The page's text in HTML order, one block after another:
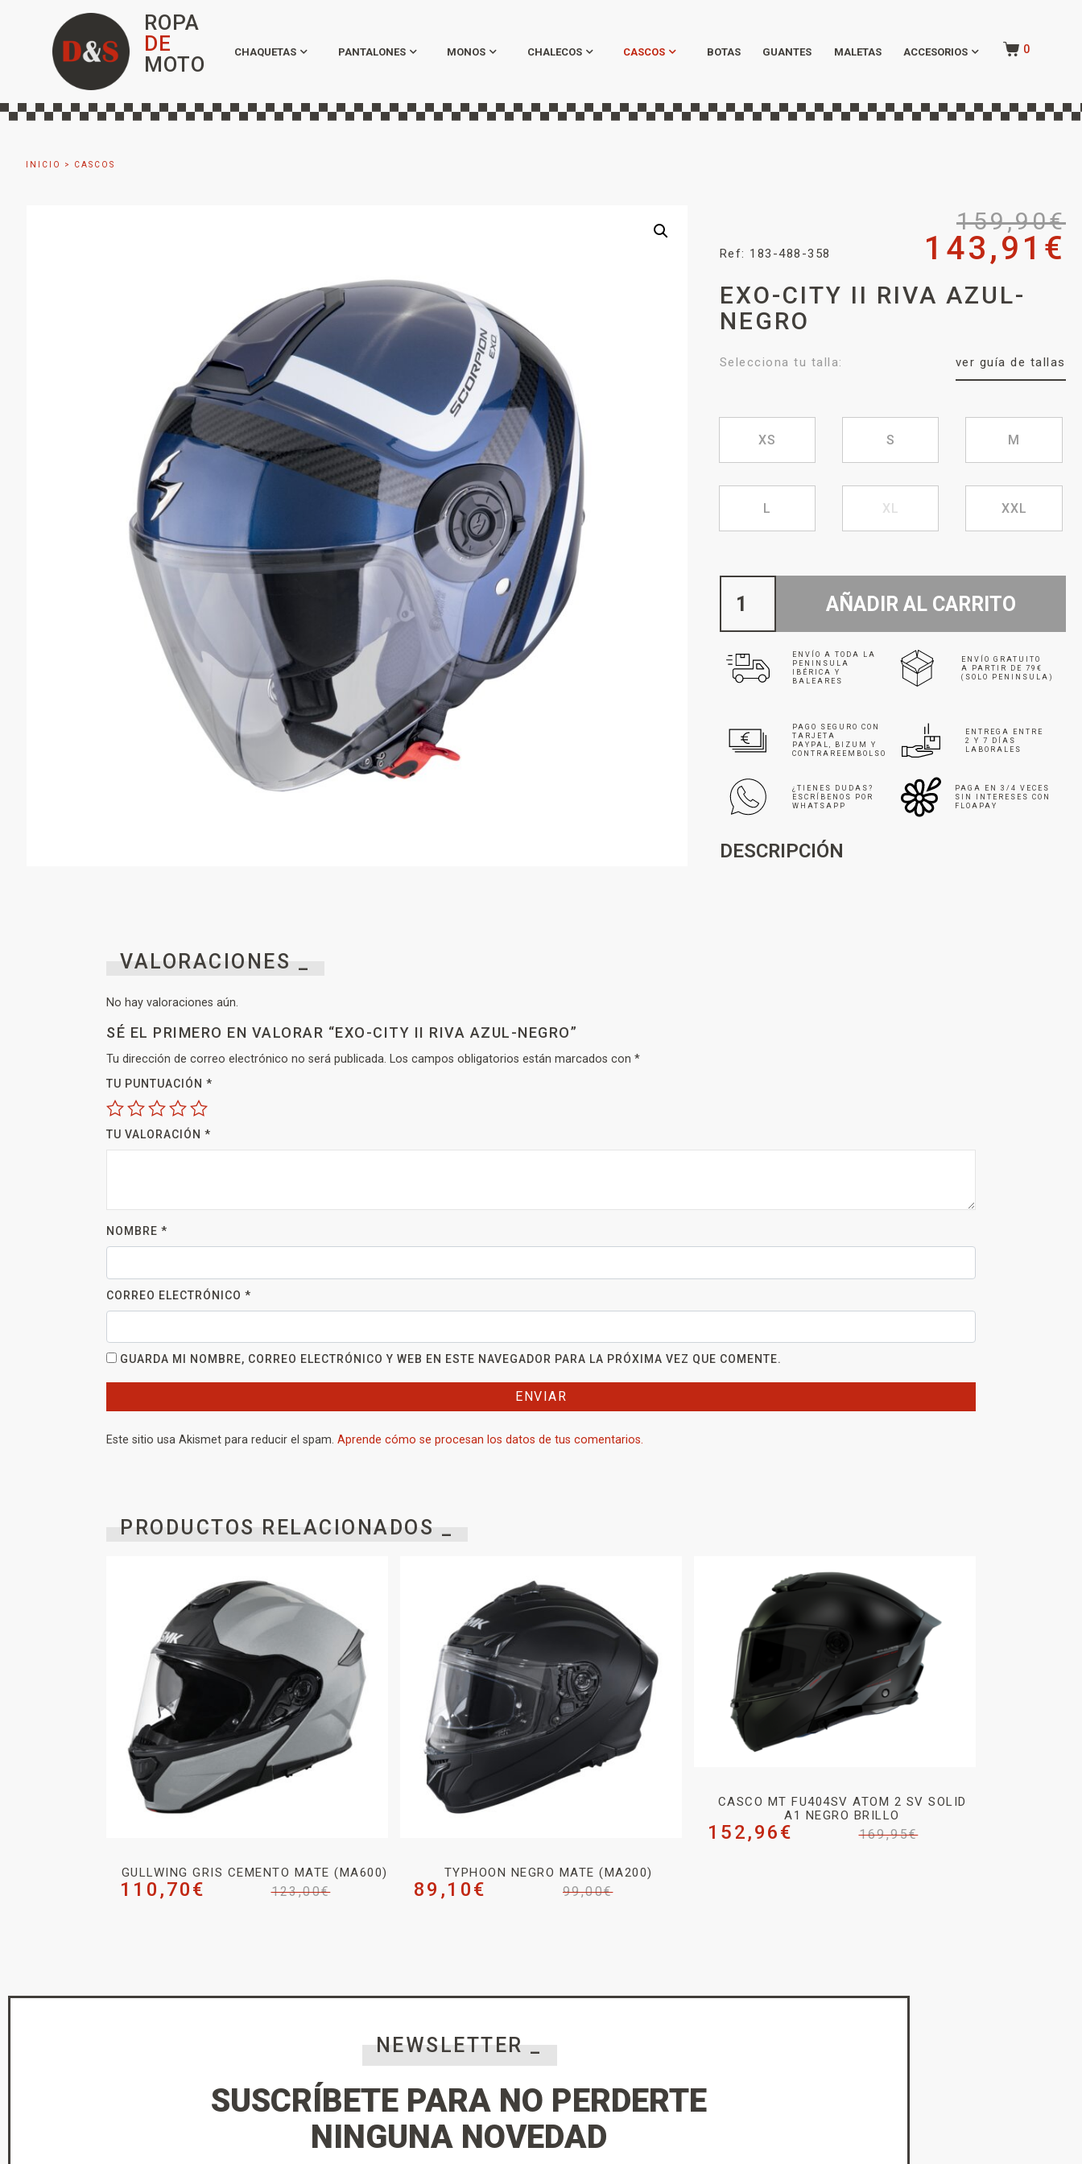
ROPA
DE
MOTO
CHAQUETAS PANTALONES MONOS CHALECOS CASCOS BOTAS GUANTES MALETAS ACCESORIOS 0
INICIO > CASCOS
Ref: 183-488-358
159,90€
143,91 €
EXO-CITY II RIVA AZUL-
NEGRO
Selecciona tu talla: ver guía de tallas
XS S M
L XL XXL
AÑADIR AL CARRITO
ENVÍO A TODA LA
PENINSULA
IBÉRICA Y
BALEARES
ENVÍO GRATUITO
A PARTIR DE 79€
(SOLO PENINSULA)
PAGO SEGURO CON
TARJETA
PAYPAL, BIZUM Y
CONTRAREEMBOLSO
ENTREGA ENTRE
2 Y 7 DÍAS
LABORALES
¿TIENES DUDAS?
ESCRÍBENOS POR
WHATSAPP
PAGA EN 3/4 VECES
SIN INTERESES CON
FLOAPAY
DESCRIPCIÓN
VALORACIONES _
No hay valoraciones aún.
SÉ EL PRIMERO EN VALORAR “EXO-CITY II RIVA AZUL-NEGRO”
Tu dirección de correo electrónico no será publicada. Los campos obligatorios están marcados con *
TU PUNTUACIÓN *
TU VALORACIÓN *
NOMBRE *
CORREO ELECTRÓNICO *
GUARDA MI NOMBRE, CORREO ELECTRÓNICO Y WEB EN ESTE NAVEGADOR PARA LA PRÓXIMA VEZ QUE COMENTE.
Este sitio usa Akismet para reducir el spam. Aprende cómo se procesan los datos de tus comentarios.
PRODUCTOS RELACIONADOS _
GULLWING GRIS CEMENTO MATE (MA600)
123,00€
110,70€
TYPHOON NEGRO MATE (MA200)
99,00€
89,10€
CASCO MT FU404SV ATOM 2 SV SOLID
A1 NEGRO BRILLO
169,95€
152,96€
NEWSLETTER _
SUSCRÍBETE PARA NO PERDERTE
NINGUNA NOVEDAD